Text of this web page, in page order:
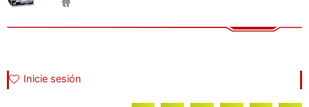
Inicie sesión